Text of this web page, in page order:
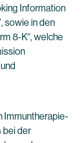
Information
sowie in den
8-K“, welche
Immuntherapie-
bei der